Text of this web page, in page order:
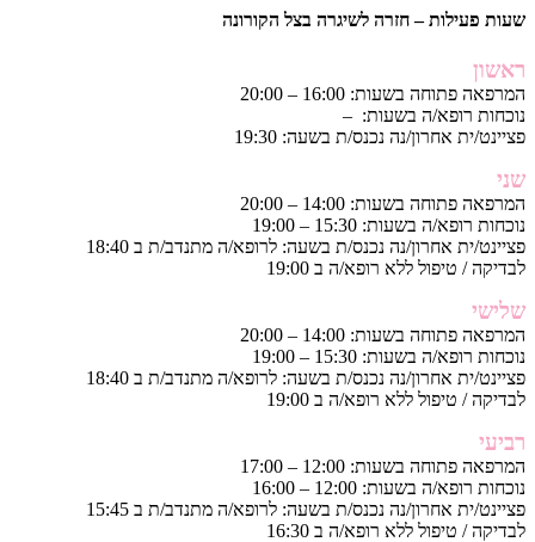
שעות פעילות – חזרה לשיגרה בצל הקורונה
ראשון
המרפאה פתוחה בשעות: 16:00 – 20:00
נוכחות רופא/ה בשעות: –
פציינט/ית אחרון/נה נכנס/ת בשעה: 19:30
שני
המרפאה פתוחה בשעות: 14:00 – 20:00
נוכחות רופא/ה בשעות: 15:30 – 19:00
פציינט/ית אחרון/נה נכנס/ת בשעה: לרופא/ה מתנדב/ת ב 18:40
לבדיקה / טיפול ללא רופא/ה ב 19:00
שלישי
המרפאה פתוחה בשעות: 14:00 – 20:00
נוכחות רופא/ה בשעות: 15:30 – 19:00
פציינט/ית אחרון/נה נכנס/ת בשעה: לרופא/ה מתנדב/ת ב 18:40
לבדיקה / טיפול ללא רופא/ה ב 19:00
רביעי
המרפאה פתוחה בשעות: 12:00 – 17:00
נוכחות רופא/ה בשעות: 12:00 – 16:00
פציינט/ית אחרון/נה נכנס/ת בשעה: לרופא/ה מתנדב/ת ב 15:45
לבדיקה / טיפול ללא רופא/ה ב 16:30